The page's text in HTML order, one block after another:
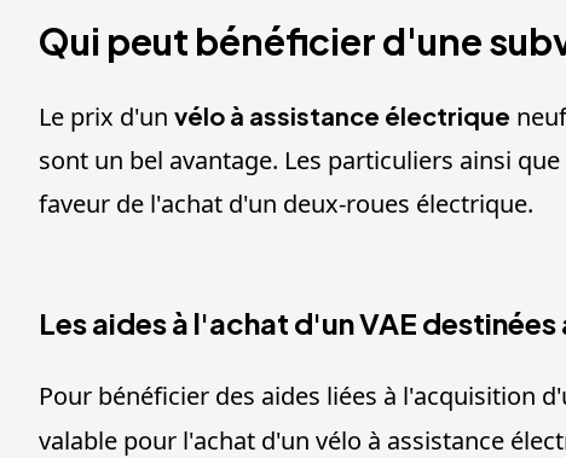
Qui peut bénéficier d'une
Le prix d'un vélo à assistance électrique
sont un bel avantage. Les particuliers ainsi
faveur de l'achat d'un deux-roues électrique.
Les aides à l'achat d'un VAE
Pour bénéficier des aides liées à l'acquisition
valable pour l'achat d'un vélo à assistance